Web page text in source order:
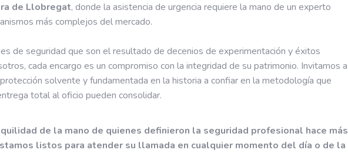
de Llobregat, donde la asistencia de urgencia requiere la mano de un experto
más complejos del mercado.
de seguridad que son el resultado de decenios de experimentación y éxitos
cada encargo es un compromiso con la integridad de su patrimonio. Invitamos a
solvente y fundamentada en la historia a confiar en la metodología que
total al oficio pueden consolidar.
de la mano de quienes definieron la seguridad profesional hace más
listos para atender su llamada en cualquier momento del día o de la